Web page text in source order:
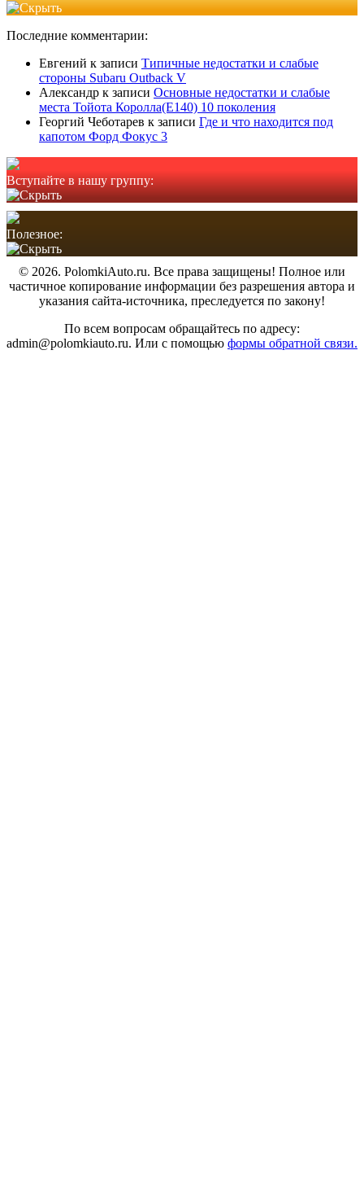
Последние комментарии:
Евгений к записи Типичные недостатки и слабые
стороны Subaru Outback V
Александр к записи Основные недостатки и слабые
места Тойота Королла(Е140) 10 поколения
Георгий Чеботарев к записи Где и что находится под
капотом Форд Фокус 3
Вступайте в нашу группу:
Полезное:
© 2026. PolomkiAuto.ru. Все права защищены! Полное или
частичное копирование информации без разрешения автора и
указания сайта-источника, преследуется по закону!
По всем вопросам обращайтесь по адресу:
admin@polomkiauto.ru. Или с помощью формы обратной связи.